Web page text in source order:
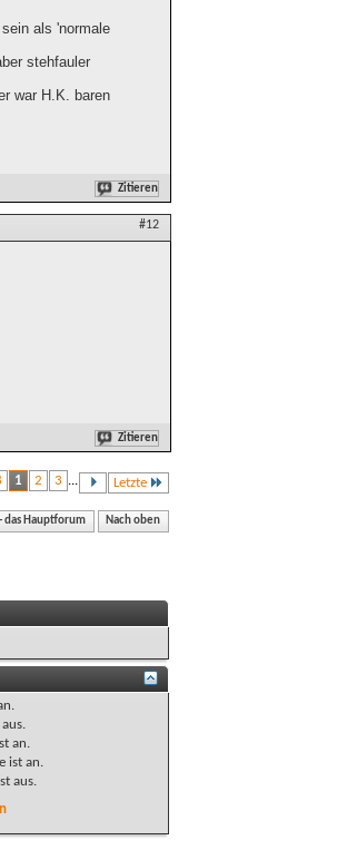
als 'normale
stehfauler
war H.K. baren
Zitieren
#12
Zitieren
1 2 3 ... Letzte
- das Hauptforum Nach oben
.
aus.
an.
ist an.
aus.